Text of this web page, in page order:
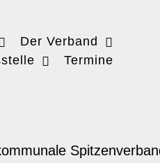
Der Verband
Termine